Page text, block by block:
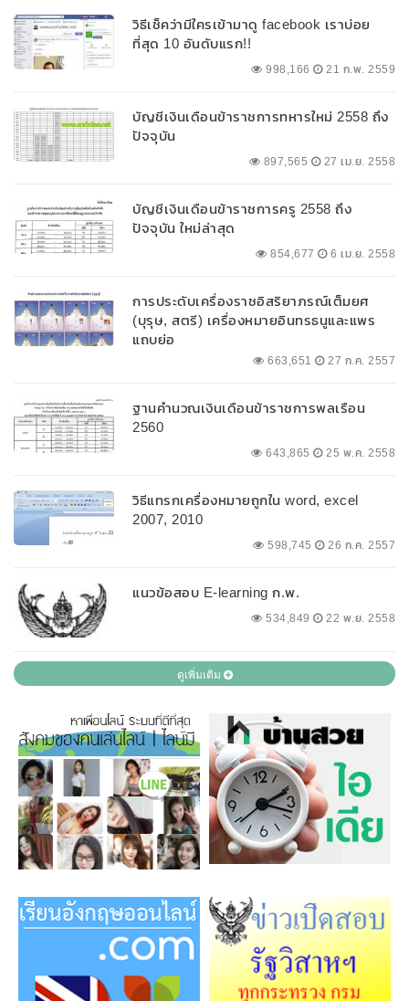
วิธีเช็คว่ามีใครเข้ามาดู facebook เราบ่อย
ที่สุด 10 อันดับแรก!!
998,166 21 ก.พ. 2559
บัญชีเงินเดือนข้าราชการทหารใหม่ 2558 ถึง
ปัจจุบัน
897,565 27 เม.ย. 2558
บัญชีเงินเดือนข้าราชการครู 2558 ถึง
ปัจจุบัน ใหม่ล่าสุด
854,677 6 เม.ย. 2558
การประดับเครื่องราชอิสริยาภรณ์เต็มยศ
(บุรุษ, สตรี) เครื่องหมายอินทรธนูและแพร
แถบย่อ
663,651 27 ก.ค. 2557
ฐานคำนวณเงินเดือนข้าราชการพลเรือน
2560
643,865 25 พ.ค. 2558
วิธีแทรกเครื่องหมายถูกใน word, excel
2007, 2010
598,745 26 ก.ค. 2557
แนวข้อสอบ E-learning ก.พ.
534,849 22 พ.ย. 2558
ดูเพิ่มเติม